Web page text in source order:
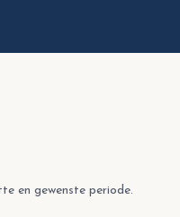
en gewenste periode.